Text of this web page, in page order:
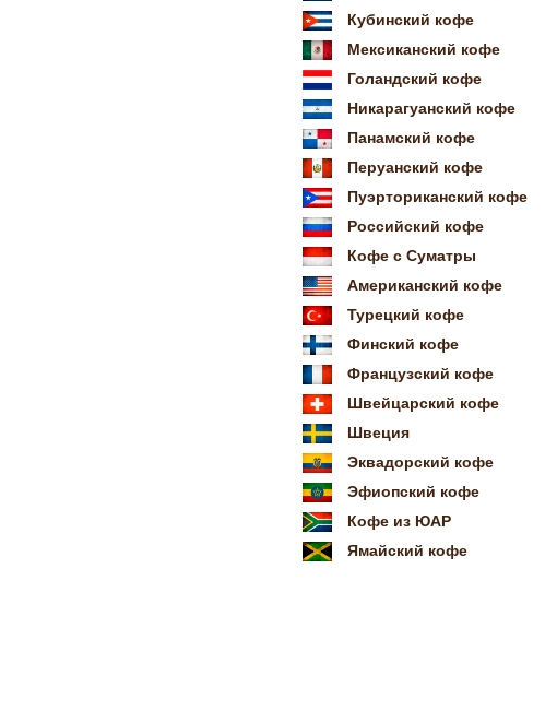
Кубинский кофе
Мексиканский кофе
Голандский кофе
Никарагуанский кофе
Панамский кофе
Перуанский кофе
Пуэрториканский кофе
Российский кофе
Кофе с Суматры
Американский кофе
Турецкий кофе
Финский кофе
Французский кофе
Швейцарский кофе
Швеция
Эквадорский кофе
Эфиопский кофе
Кофе из ЮАР
Ямайский кофе